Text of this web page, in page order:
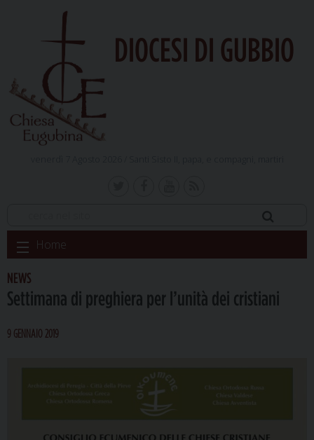
DIOCESI DI GUBBIO
Skip
to
content
Home
NEWS
Settimana di preghiera per l’unità dei cristiani
9 GENNAIO 2019